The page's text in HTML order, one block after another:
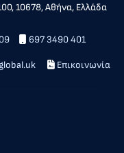
10678, Αθήνα, Ελλάδα
697 3490 401
Επικοινωνία